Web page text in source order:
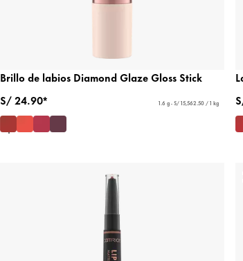
Brillo de labios Diamond Glaze Gloss Stick
S/ 24.90*
1.6 g - S/ 15,562.50 / 1 kg